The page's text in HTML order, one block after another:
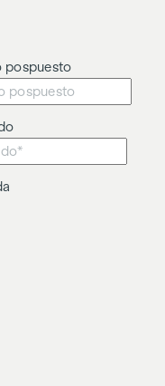
relación
el tercero que va a
pospuesto